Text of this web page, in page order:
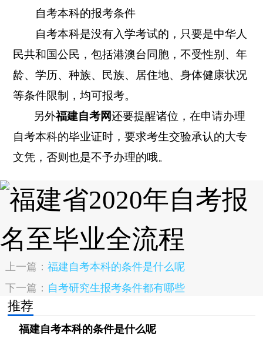
自考本科的报考条件
自考本科是没有入学考试的，只要是中华人
民共和国公民，包括港澳台同胞，不受性别、年
龄、学历、种族、民族、居住地、身体健康状况
等条件限制，均可报考。
另外福建自考网还要提醒诸位，在申请办理
自考本科的毕业证时，要求考生交验承认的大专
文凭，否则也是不予办理的哦。
上一篇：福建自考本科的条件是什么呢
下一篇： 自考研究生报考条件都有哪些
推荐
福建自考本科的条件是什么呢